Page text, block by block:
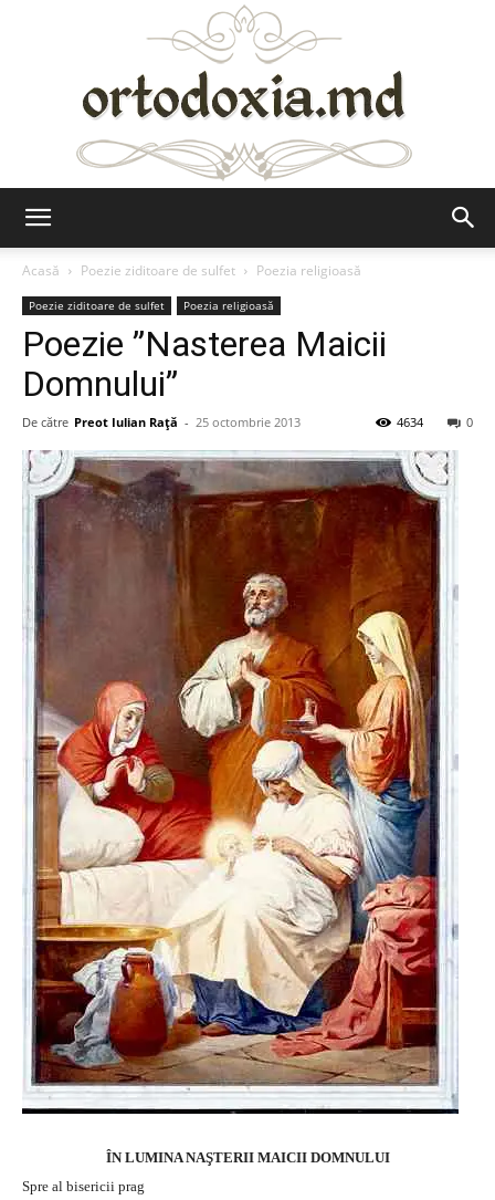
Acasă
Poezie ziditoare de sulfet Poezia religioasă
Poezie ziditoare de sulfet Poezia religioasă
Poezie ”Nasterea Maicii
Domnului”
De către Preot Iulian Raţă - 25 octombrie 2013 0
4634
ÎN LUMINA NAŞTERII MAICII DOMNULUI
Spre al bisericii prag